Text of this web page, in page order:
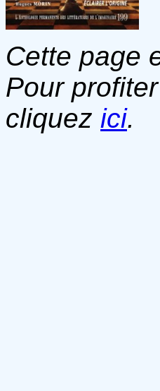
Cette page
Pour
cliquez ici.